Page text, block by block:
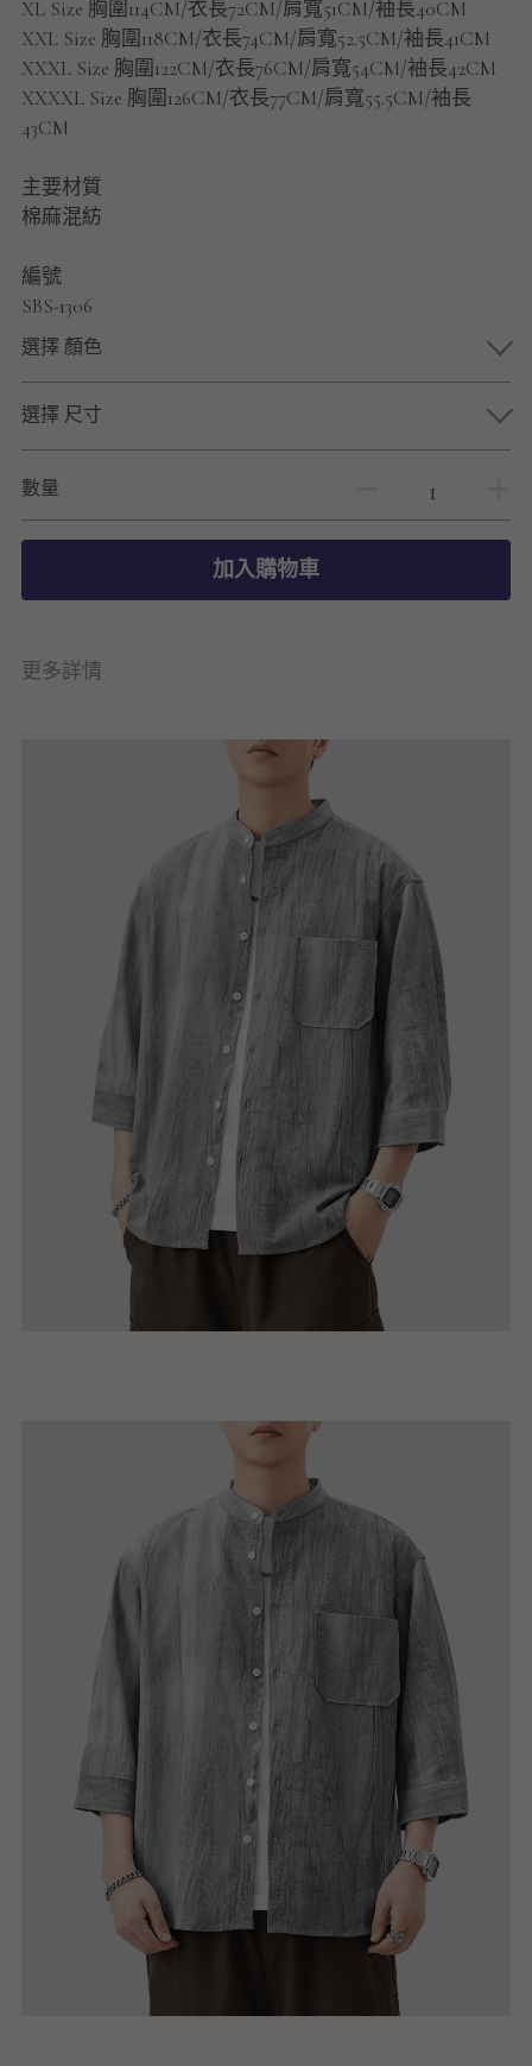
XL Size 胸圍114CM/衣長72CM/肩寬51CM/袖長40CM
XXL Size 胸圍118CM/衣長74CM/肩寬52.5CM/袖長41CM
XXXL Size 胸圍122CM/衣長76CM/肩寬54CM/袖長42CM
XXXXL Size 胸圍126CM/衣長77CM/肩寬55.5CM/袖長
43CM
主要材質
棉麻混紡
編號
SBS-1306
選擇 顏色
選擇 尺寸
數量
加入購物車
更多詳情
男裝九分褲
男裝外套
男裝短袖 T-SHIRT
重磅純色 長袖T-Shirt 系列
重磅純色 衛衣 系列
男士短袖恤衫
男裝